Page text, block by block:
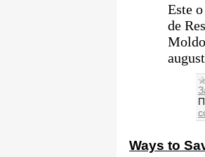
Este
de
Ways to